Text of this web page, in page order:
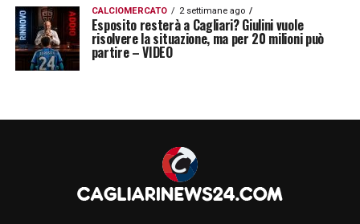
CALCIOMERCATO 2 settimane ago
Esposito resterà a Cagliari? Giulini vuole
risolvere la situazione, ma per 20 milioni può
partire – VIDEO